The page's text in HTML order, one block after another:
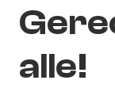
alle!